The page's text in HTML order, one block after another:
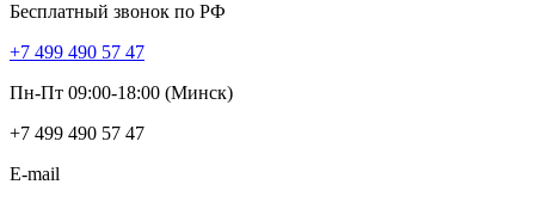
Бесплатный звонок по РФ
+7 499 490 57 47
Пн-Пт 09:00-18:00 (Минск)
+7 499 490 57 47
E-mail